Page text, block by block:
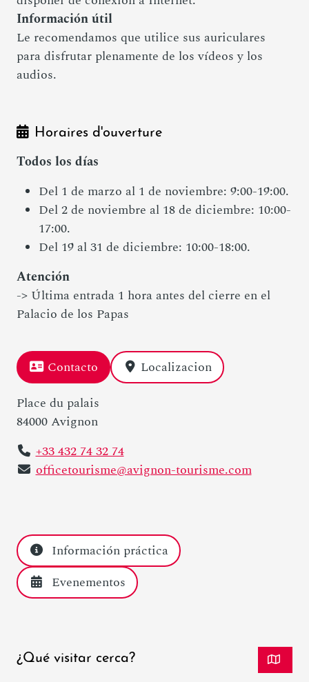
Información útil
Le recomendamos que utilice sus auriculares
para disfrutar plenamente de los vídeos y los
audios.
Horaires d'ouverture
Todos los días
Del 1 de marzo al 1 de noviembre: 9:00-19:00.
Del 2 de noviembre al 18 de diciembre: 10:00-
17:00.
Del 19 al 31 de diciembre: 10:00-18:00.
Atención
-> Última entrada 1 hora antes del cierre en el
Palacio de los Papas
Contacto
Localizacion
Place du palais
84000 Avignon
+33 432 74 32 74
officetourisme@avignon-tourisme.com
Información práctica
Evenementos
¿Qué visitar cerca?